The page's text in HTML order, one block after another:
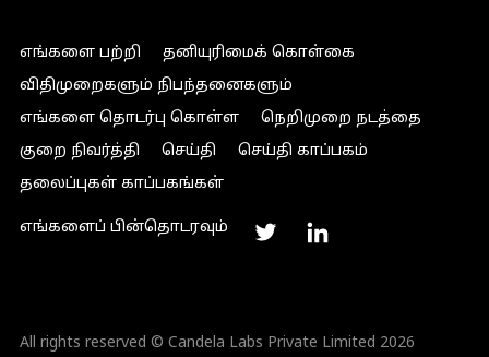
எங்களை பற்றி
தனியுரிமைக் கொள்கை
விதிமுறைகளும் நிபந்தனைகளும்
எங்களை தொடர்பு கொள்ள
நெறிமுறை நடத்தை
குறை நிவர்த்தி
செய்தி
செய்தி காப்பகம்
தலைப்புகள் காப்பகங்கள்
எங்களைப் பின்தொடரவும்
All rights reserved © Candela Labs Private Limited 2026